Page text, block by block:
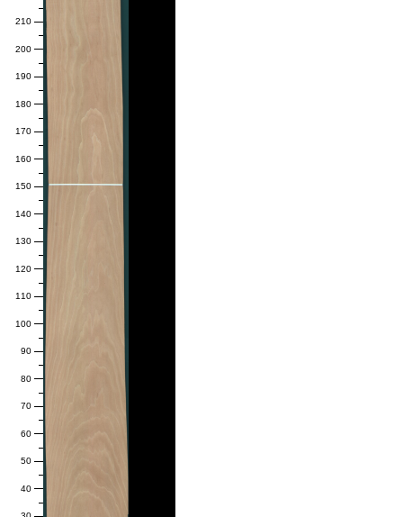
40
50
60
70
80
90
100
110
120
130
140
150
160
170
180
190
200
210